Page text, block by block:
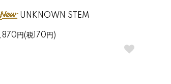
UNKNOWN STEM
1,870円(税170円)